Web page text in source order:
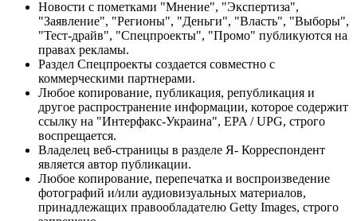
Новости с пометками "Мнение", "Экспертиза",
"Заявление", "Регионы", "Деньги", "Власть", "Выборы",
"Тест-драйв", "Спецпроекты", "Промо" публикуются на
правах рекламы.
Раздел Спецпроекты создается совместно с
коммерческими партнерами.
Любое копирование, публикация, републикация и
другое распространение информации, которое содержит
ссылку на "Интерфакс-Украина", EPA / UPG, строго
воспрещается.
Владелец веб-страницы в разделе Я- Корреспондент
является автор публикации.
Любое копирование, перепечатка и воспроизведение
фотографий и/или аудиовизуальных материалов,
принадлежащих правообладателю Getty Images, строго